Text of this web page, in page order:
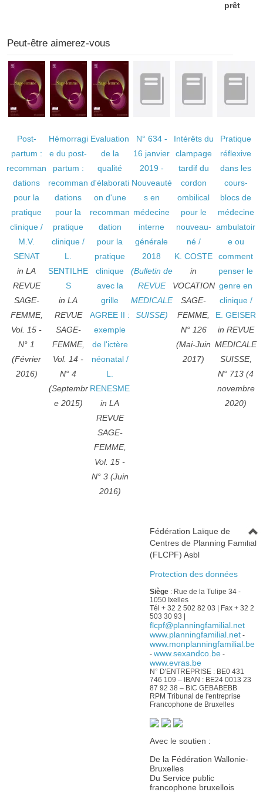
prêt
Peut-être aimerez-vous
Post-
partum :
recomman
dations
pour la
pratique
clinique /
M.V.
SENAT
in LA
REVUE
SAGE-
FEMME,
Vol. 15 -
N° 1
(Février
2016)
Hémorragi
e du post-
partum :
recomman
dations
pour la
pratique
clinique /
L.
SENTILHE
S
in LA
REVUE
SAGE-
FEMME,
Vol. 14 -
N° 4
(Septembr
e 2015)
Evaluation
de la
qualité
d'élaborati
on d'une
recomman
dation
pour la
pratique
clinique
avec la
grille
AGREE II :
exemple
de l'ictère
néonatal/
L.
RENESME
in LA
REVUE
SAGE-
FEMME,
Vol. 15 -
N° 3 (Juin
2016)
N° 634 -
16 janvier
2019 -
Nouveauté
s en
médecine
interne
générale
2018
(Bulletin de
REVUE
MEDICALE
SUISSE)
Intérêts du
clampage
tardif du
cordon
ombilical
pour le
nouveau-
né/
K. COSTE
in
VOCATION
SAGE-
FEMME,
N° 126
(Mai-Juin
2017)
Pratique
réflexive
dans les
cours-
blocs de
médecine
ambulatoir
e ou
comment
penser le
genre en
clinique/
E. GEISER
in REVUE
MEDICALE
SUISSE,
N° 713 (4
novembre
2020)
Fédération Laïque de
Centres de Planning Familial
(FLCPF) Asbl
Protection des données
Siège: Rue de la Tulipe 34 -
1050 Ixelles
Tél + 32 2 502 82 03 | Fax + 32 2
503 30 93 |
flcpf@planningfamilial.net
www.planningfamilial.net-
www.monplanningfamilial.be
- www.sexandco.be-
www.evras.be
N° D'ENTREPRISE : BE0 431
746 109 – IBAN : BE24 0013 23
87 92 38 – BIC GEBABEBB
RPM Tribunal de l'entreprise
Francophone de Bruxelles
Avec le soutien :
De la Fédération Wallonie-
Bruxelles
Du Service public
francophone bruxellois